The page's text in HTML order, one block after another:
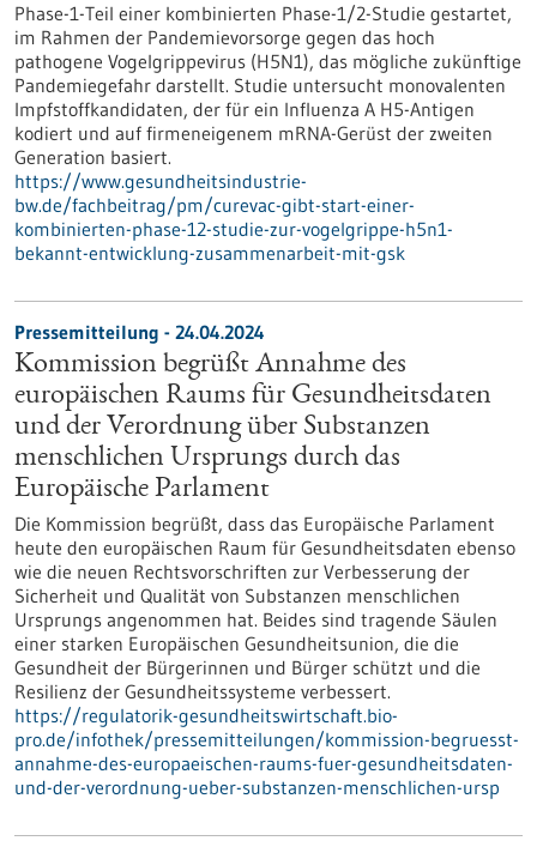
Phase-1-Teil einer kombinierten Phase-1/2-Studie gestartet,
im Rahmen der Pandemievorsorge gegen das hoch
pathogene Vogelgrippevirus (H5N1), das mögliche zukünftige
Pandemiegefahr darstellt. Studie untersucht monovalenten
Impfstoffkandidaten, der für ein Influenza A H5-Antigen
kodiert und auf firmeneigenem mRNA-Gerüst der zweiten
Generation basiert.
https://www.gesundheitsindustrie-
bw.de/fachbeitrag/pm/curevac-gibt-start-einer-
kombinierten-phase-12-studie-zur-vogelgrippe-h5n1-
bekannt-entwicklung-zusammenarbeit-mit-gsk
Pressemitteilung - 24.04.2024
Kommission begrüßt Annahme des
europäischen Raums für Gesundheitsdaten
und der Verordnung über Substanzen
menschlichen Ursprungs durch das
Europäische Parlament
Die Kommission begrüßt, dass das Europäische Parlament
heute den europäischen Raum für Gesundheitsdaten ebenso
wie die neuen Rechtsvorschriften zur Verbesserung der
Sicherheit und Qualität von Substanzen menschlichen
Ursprungs angenommen hat. Beides sind tragende Säulen
einer starken Europäischen Gesundheitsunion, die die
Gesundheit der Bürgerinnen und Bürger schützt und die
Resilienz der Gesundheitssysteme verbessert.
https://regulatorik-gesundheitswirtschaft.bio-
pro.de/infothek/pressemitteilungen/kommission-begruesst-
annahme-des-europaeischen-raums-fuer-gesundheitsdaten-
und-der-verordnung-ueber-substanzen-menschlichen-ursp